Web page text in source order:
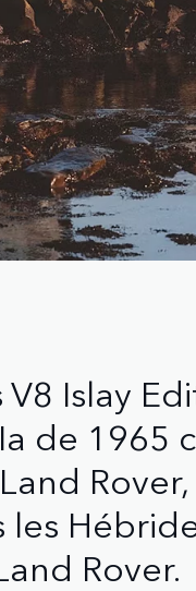
Islay
de 1965
les
Rover.